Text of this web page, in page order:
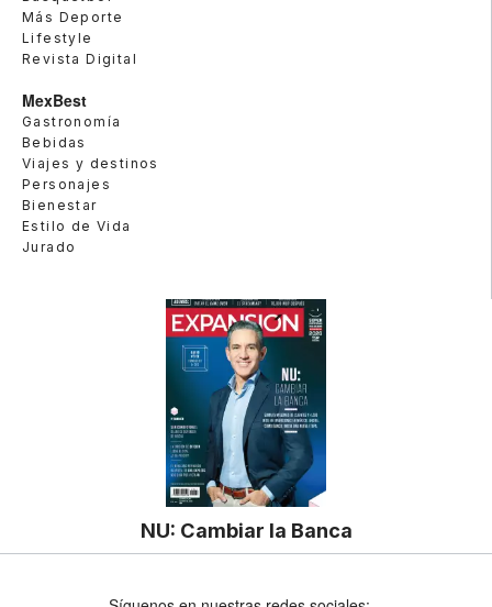
Más Deporte
Lifestyle
Revista Digital
MexBest
Gastronomía
Bebidas
Viajes y destinos
Personajes
Bienestar
Estilo de Vida
Jurado
NU: Cambiar la Banca